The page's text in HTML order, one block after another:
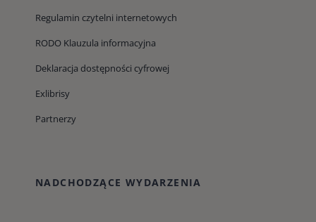
Regulamin czytelni internetowych
RODO Klauzula informacyjna
Deklaracja dostępności cyfrowej
Exlibrisy
Partnerzy
NADCHODZĄCE WYDARZENIA